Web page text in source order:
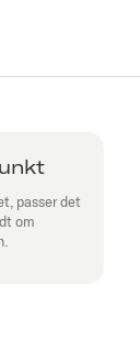
passer det
om